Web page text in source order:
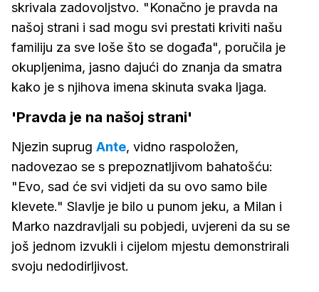
skrivala zadovoljstvo. "Konačno je pravda na
našoj strani i sad mogu svi prestati kriviti našu
familiju za sve loše što se događa", poručila je
okupljenima, jasno dajući do znanja da smatra
kako je s njihova imena skinuta svaka ljaga.
'Pravda je na našoj strani'
Njezin suprug Ante, vidno raspoložen,
nadovezao se s prepoznatljivom bahatošću:
"Evo, sad će svi vidjeti da su ovo samo bile
klevete." Slavlje je bilo u punom jeku, a Milan i
Marko nazdravljali su pobjedi, uvjereni da su se
još jednom izvukli i cijelom mjestu demonstrirali
svoju nedodirljivost.